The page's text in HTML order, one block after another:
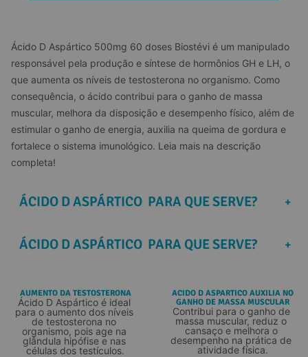
Ácido D Aspártico 500mg 60 doses Biostévi é um manipulado
responsável pela produção e síntese de hormônios GH e LH, o
que aumenta os níveis de testosterona no organismo. Como
consequência, o ácido contribui para o ganho de massa
muscular, melhora da disposição e desempenho físico, além de
estimular o ganho de energia, auxilia na queima de gordura e
fortalece o sistema imunológico. Leia mais na descrição
completa!
+
+
AUMENTO DA TESTOSTERONA
Ácido D Aspártico é ideal
para o aumento dos níveis
de testosterona no
organismo, pois age na
glândula hipófise e nas
células dos testículos.
ACIDO D ASPARTICO AUXILIA NO
GANHO DE MASSA MUSCULAR
Contribui para o ganho de
massa muscular, reduz o
cansaço e melhora o
desempenho na prática de
atividade física.